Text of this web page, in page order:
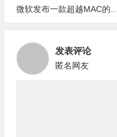
微软发布一款超越MAC的设计师神器，用她做设计就像上帝造物！(附MAC版Sai)
发表评论
匿名网友